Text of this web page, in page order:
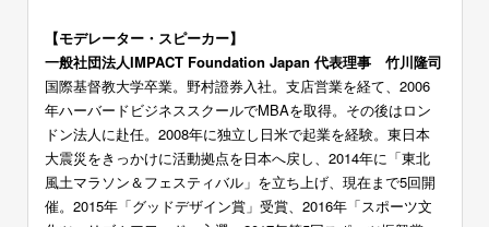
【モデレーター・スピーカー】
一般社団法人IMPACT Foundation Japan 代表理事 竹川隆司
国際基督教大学卒業。野村證券入社。支店営業を経て、2006
年ハーバードビジネススクールでMBAを取得。その後はロン
ドン法人に赴任。2008年に独立し日米で起業を経験。東日本
大震災をきっかけに活動拠点を日本へ戻し、2014年に「東北
風土マラソン＆フェスティバル」を立ち上げ、現在まで5回開
催。2015年「グッドデザイン賞」受賞、2016年「スポーツ文